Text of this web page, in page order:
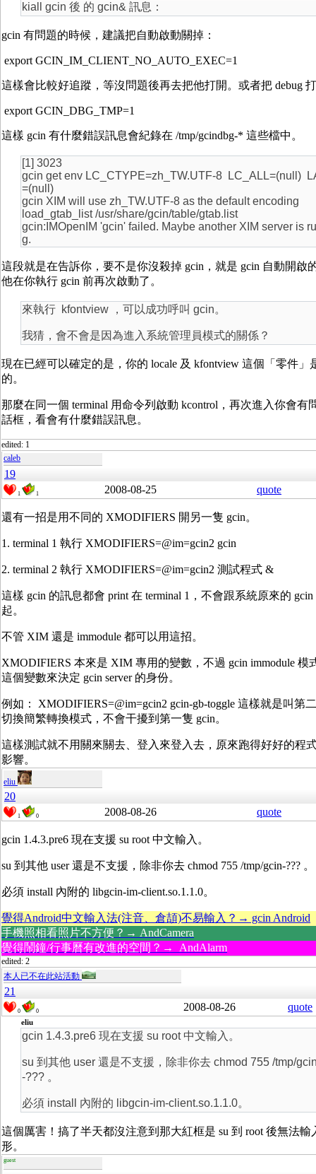
kiall gcin 後 的 gcin& 訊息：
gcin 有問題的時候，建議把自動啟動關掉：
export GCIN_IM_CLIENT_NO_AUTO_EXEC=1
這樣會比較好追蹤，等沒問題後再去把他打開。或者把 debug
export GCIN_DBG_TMP=1
這樣 gcin 有什麼錯誤訊息會紀錄在 /tmp/gcindbg-* 這些檔中。
[1] 3023
gcin get env LC_CTYPE=zh_TW.UTF-8 LC_ALL=(null)
=(null)
gcin XIM will use zh_TW.UTF-8 as the default encoding
load_gtab_list /usr/share/gcin/table/gtab.list
gcin:IMOpenIM 'gcin' failed. Maybe another XIM server is
g.
這段就是在告訴你，要不是你沒殺掉 gcin，就是 gcin 自動開啟
他在你執行 gcin 前再次啟動了。
來執行 kfontview ，可以成功呼叫 gcin。
我猜，會不會是因為進入系統管理員模式的關係？
現在已經可以確定的是，你的 locale 及 kfontview 這個「零件」
的。
那麼在同一個 terminal 用命令列啟動 kcontrol，再次進入你會有
話框，看會有什麼錯誤訊息。
edited: 1
caleb
19
1 1 2008-08-25 quote
還有一招是用不同的 XMODIFIERS 開另一隻 gcin。
1. terminal 1 執行 XMODIFIERS=@im=gcin2 gcin
2. terminal 2 執行 XMODIFIERS=@im=gcin2 測試程式 &
這樣 gcin 的訊息都會 print 在 terminal 1，不會跟系統原來的
起。
不管 XIM 還是 immodule 都可以用這招。
XMODIFIERS 本來是 XIM 專用的變數，不過 gcin immodule 模
這個變數來決定 gcin server 的身份。
例如： XMODIFIERS=@im=gcin2 gcin-gb-toggle 這樣就是叫第
切換簡繁轉換模式，不會干擾到第一隻 gcin。
這樣測試就不用關來關去、登入來登入去，原來跑得好好的程
影響。
eliu
20
1 0 2008-08-26 quote
gcin 1.4.3.pre6 現在支援 su root 中文輸入。
su 到其他 user 還是不支援，除非你去 chmod 755 /tmp/gcin-??? 。
必須 install 內附的 libgcin-im-client.so.1.1.0。
覺得Android中文輸入法(注音、倉頡)不易輸入？→ gcin Android
手機照相看照片不方便？→ AndCamera
覺得鬧鐘/行事曆有改進的空間？→ AndAlarm
edited: 2
本人已不在此站活動
21
0 0 2008-08-26 quote
eliu
gcin 1.4.3.pre6 現在支援 su root 中文輸入。
su 到其他 user 還是不支援，除非你去 chmod 755 /tmp/
-??? 。
必須 install 內附的 libgcin-im-client.so.1.1.0。
這個厲害！搞了半天都沒注意到那大紅框是 su 到 root 後無法輸
形。
guest